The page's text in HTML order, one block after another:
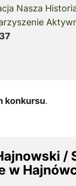
Nasza
37
konkursu.
/
w